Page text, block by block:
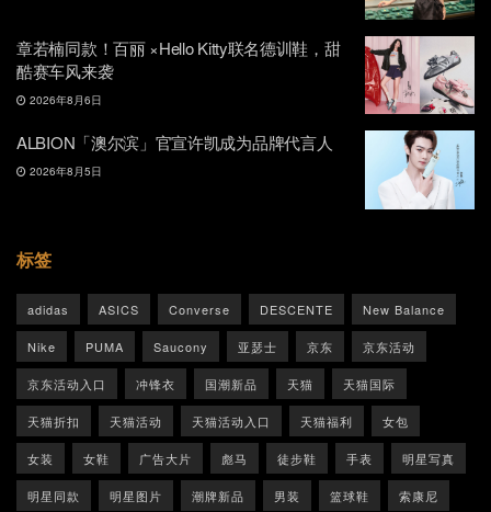
章若楠同款！百丽 ×Hello Kitty联名德训鞋，甜
酷赛车风来袭
2026年8月6日
ALBION「澳尔滨」官宣许凯成为品牌代言人
2026年8月5日
标签
adidas ASICS Converse DESCENTE New Balance
Nike PUMA Saucony 亚瑟士 京东 京东活动
京东活动入口 冲锋衣 国潮新品 天猫 天猫国际
天猫折扣 天猫活动 天猫活动入口 天猫福利 女包
女装 女鞋 广告大片 彪马 徒步鞋 手表 明星写真
明星同款 明星图片 潮牌新品 男装 篮球鞋 索康尼